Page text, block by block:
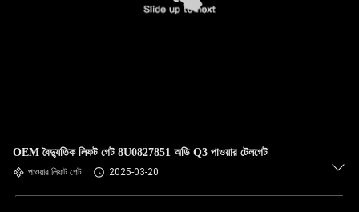
OEM বৈদ্যুতিক লিফট গেট 8U0827851 অডি Q3 পাওয়ার টেলগেট
পাওয়ার লিফট গেট 2025-03-20